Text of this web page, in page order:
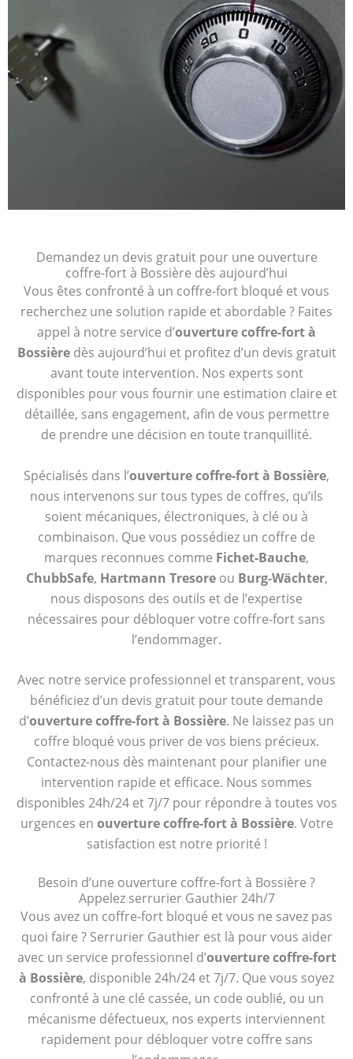
Demandez un devis gratuit pour une ouverture
coffre-fort à Bossière dès aujourd’hui
Vous êtes confronté à un coffre-fort bloqué et vous
recherchez une solution rapide et abordable ? Faites
appel à notre service d’ouverture coffre-fort à
Bossièredès aujourd’hui et profitez d’un devis gratuit
avant toute intervention. Nos experts sont
disponibles pour vous fournir une estimation claire et
détaillée, sans engagement, afin de vous permettre
de prendre une décision en toute tranquillité.
Spécialisés dans l’ouverture coffre-fort à Bossière,
nous intervenons sur tous types de coffres, qu’ils
soient mécaniques, électroniques, à clé ou à
combinaison. Que vous possédiez un coffre de
marques reconnues comme Fichet-Bauche,
ChubbSafe, Hartmann Tresoreou Burg-Wächter,
nous disposons des outils et de l’expertise
nécessaires pour débloquer votre coffre-fort sans
l’endommager.
Avec notre service professionnel et transparent, vous
bénéficiez d’un devis gratuit pour toute demande
d’ouverture coffre-fort à Bossière. Ne laissez pas un
coffre bloqué vous priver de vos biens précieux.
Contactez-nous dès maintenant pour planifier une
intervention rapide et efficace. Nous sommes
disponibles 24h/24 et 7j/7 pour répondre à toutes vos
urgences en ouverture coffre-fort à Bossière. Votre
satisfaction est notre priorité !
Besoin d’une ouverture coffre-fort à Bossière ?
Appelez serrurier Gauthier 24h/7
Vous avez un coffre-fort bloqué et vous ne savez pas
quoi faire ? Serrurier Gauthier est là pour vous aider
avec un service professionnel d’ouverture coffre-fort
à Bossière, disponible 24h/24 et 7j/7. Que vous soyez
confronté à une clé cassée, un code oublié, ou un
mécanisme défectueux, nos experts interviennent
rapidement pour débloquer votre coffre sans